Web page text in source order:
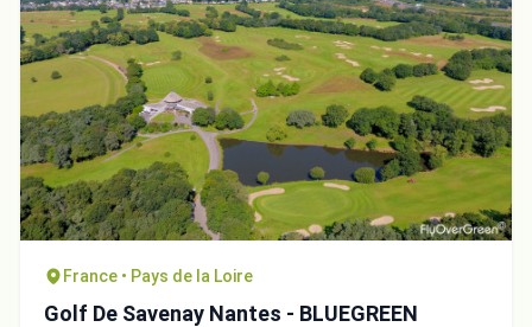
France • Pays de la Loire
Golf De Savenay Nantes - BLUEGREEN